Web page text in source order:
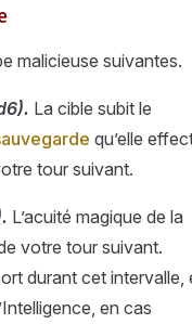
malicieuse suivantes.
La cible subit le
qu’elle
tour suivant.
L’acuité magique de la
votre tour suivant.
durant cet intervalle,
en cas